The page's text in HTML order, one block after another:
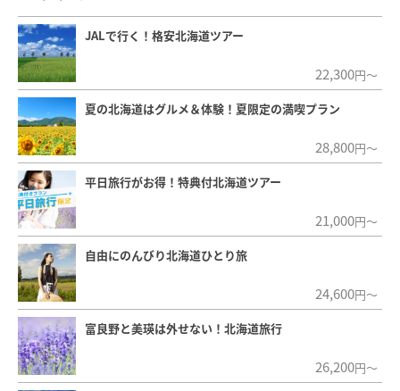
JALで行く！格安北海道ツアー
22,300円～
夏の北海道はグルメ＆体験！夏限定の満喫プラン
28,800円～
平日旅行がお得！特典付北海道ツアー
21,000円～
自由にのんびり北海道ひとり旅
24,600円～
富良野と美瑛は外せない！北海道旅行
26,200円～